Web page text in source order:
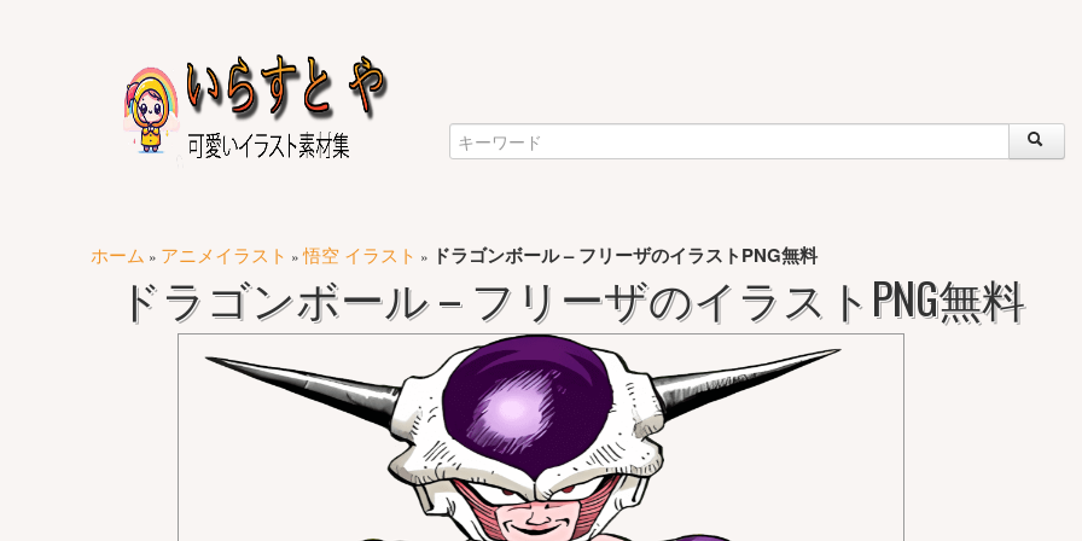
ホーム » アニメイラスト »悟空 イラスト » ドラゴンボール – フリーザのイラストPNG無料
ドラゴンボール – フリーザのイラストPNG無料